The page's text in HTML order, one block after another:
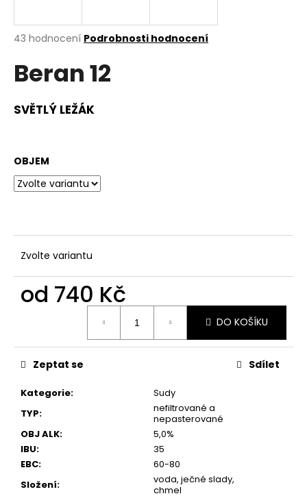
Průměrné
produktu
je
z
5
43 hodnocení Podrobnosti hodnocení
Beran 12
SVĚTLÝ LEŽÁK
OBJEM
Zvolte variantu
od 740 Kč
DO KOŠÍKU
Kategorie:
Sudy
TYP:
nefiltrované a
nepasterované
OBJ ALK:
5,0%
IBU:
35
EBC:
60-80
Složení:
voda, ječné slady,
chmel
Zeptat se Sdílet
j
t
?
o
p
o
r
u
m